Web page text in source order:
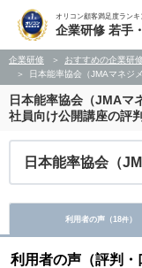
オリコン顧客満足度ランキ
企業研修 若手
企業研修
おすすめの企業研
日本能率協会（JMAマネジ
日本能率協会（JMAマ
社員向け公開講座の評
日本能率協会（
利用者の声（18件）
利用者の声（評判・